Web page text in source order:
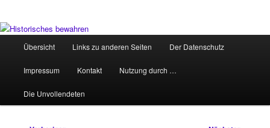
HauptmenüÜbersicht Links zu anderen Seiten Der Datenschutz
Impressum Kontakt Nutzung durch …
Die Unvollendeten